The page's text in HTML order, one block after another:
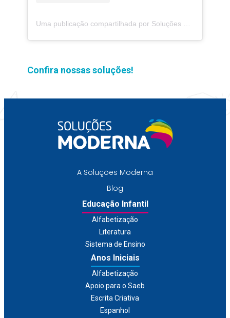
Confira nossas soluções!
A Soluções Moderna
Blog
Educação Infantil
Alfabetização
Literatura
Sistema de Ensino
Anos Iniciais
Alfabetização
Apoio para o Saeb
Escrita Criativa
Espanhol